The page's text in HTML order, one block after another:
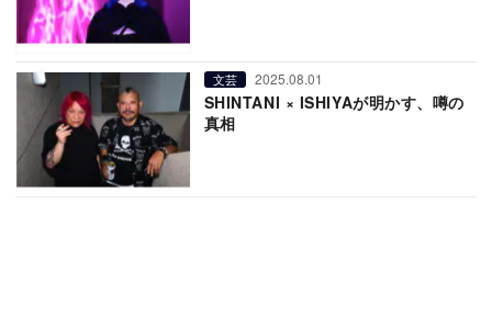
文芸 2025.08.01
SHINTANI × ISHIYAが明かす、噂の
真相